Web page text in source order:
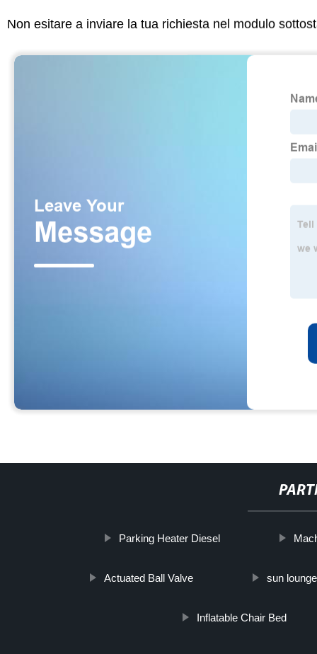
Non esitare a inviare la tua richiesta nel modulo
Parking Heater Diesel
Actuated Ball Valve sun
Inflatable Chair Bed